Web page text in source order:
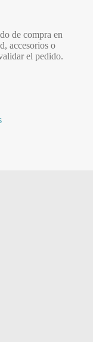
de compra en
accesorios o
el pedido.